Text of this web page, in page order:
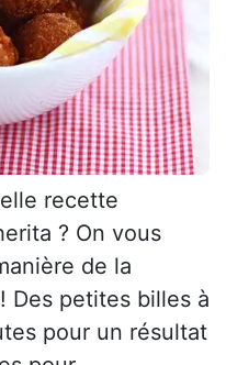
recette
? On vous
de la
Des petites billes à
pour un résultat